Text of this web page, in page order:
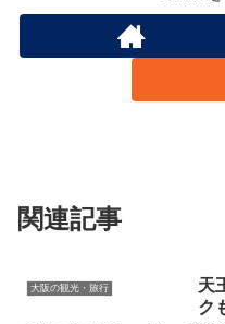
関連記事
大阪の観光・旅行
天
ク